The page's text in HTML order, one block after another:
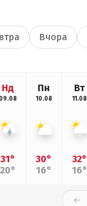
Вчора
Нд
09.08
31°
20°
Пн
10.08
30°
16°
Вт
11.08
32°
16°